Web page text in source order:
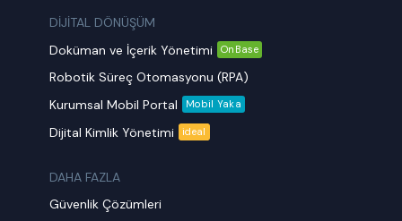
DİJİTAL DÖNÜŞÜM
Doküman ve İçerik Yönetimi
OnBase
Robotik Süreç Otomasyonu (RPA)
Kurumsal Mobil Portal
Mobil Yaka
Dijital Kimlik Yönetimi ideal
DAHA FAZLA
Güvenlik Çözümleri